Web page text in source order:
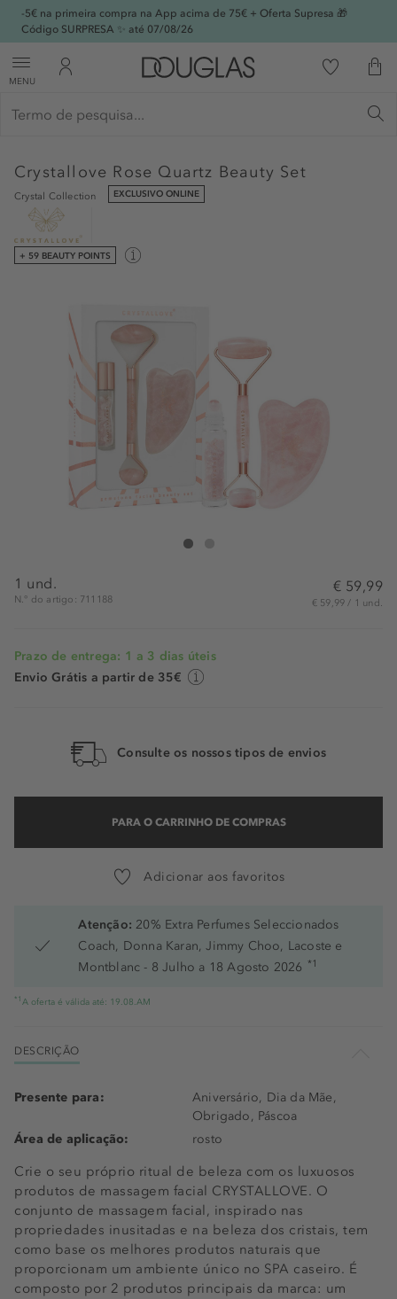
-5€ na primeira compra na App acima de 75€ + Oferta Supresa 🎁
Código SURPRESA ✨ até 07/08/26
MENU
Crystallove Rose Quartz Beauty Set
Crystal Collection EXCLUSIVO ONLINE
+ 59 BEAUTY POINTS
Crystallove Rose Quartz Beauty Set
1 und.
N.° do artigo: 711188
€ 59,99
€ 59,99 / 1 und.
Prazo de entrega: 1 a 3 dias úteis
Envio Grátis a partir de 35€
Consulte os nossos tipos de envios
PARA O CARRINHO DE COMPRAS
Adicionar aos favoritos
Atenção: 20% Extra Perfumes Seleccionados
Coach, Donna Karan, Jimmy Choo, Lacoste e
Montblanc - 8 Julho a 18 Agosto 2026 *1
*1 A oferta é válida até: 19.08.AM
DESCRIÇÃO
Crie o seu próprio ritual de beleza com os luxuosos
produtos de massagem facial CRYSTALLOVE. O
conjunto de massagem facial, inspirado nas
propriedades inusitadas e na beleza dos cristais, tem
como base os melhores produtos naturais que
proporcionam um ambiente único no SPA caseiro. É
composto por 2 produtos principais da marca: um
Presente para:
Aniversário, Dia da Mãe,
Obrigado, Páscoa
Área de aplicação:
rosto